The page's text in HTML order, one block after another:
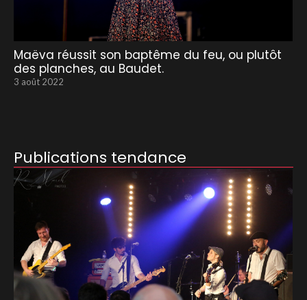
Maëva réussit son baptême du feu, ou plutôt
des planches, au Baudet.
3 août 2022
Publications tendance